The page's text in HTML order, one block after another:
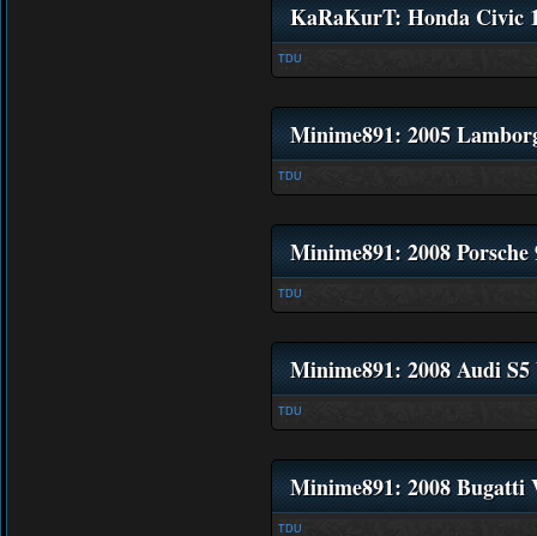
KaRaKurT: Honda Civic
TDU
Minime891: 2005
TDU
Minime891: 2008 Porsche
TDU
Minime891: 2008 Audi S5
TDU
Minime891: 2008 Bugatti
TDU